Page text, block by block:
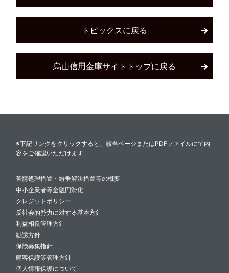
トピックスに戻る
烏山信用金庫サイトトップに戻る
※下記リンクをクリックすると、該当ページまたはPDFファイルにて内
容をご確認いただけます
苦情処理措置・紛争解決措置等の概要
中小企業者等金融円滑化
クレジットポリシー
反社会的勢力に対する基本方針
利益相反管理方針
勧誘方針
保険募集指針
顧客保護等管理方針
個人情報保護について